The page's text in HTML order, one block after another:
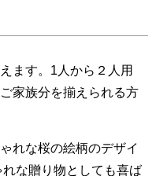
ます。1人から２人用
家族分を揃えられる方
れな桜の絵柄のデザイ
な贈り物としても喜ば